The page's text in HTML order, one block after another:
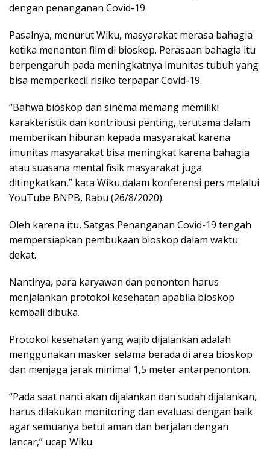
dengan penanganan Covid-19.
Pasalnya, menurut Wiku, masyarakat merasa bahagia
ketika menonton film di bioskop. Perasaan bahagia itu
berpengaruh pada meningkatnya imunitas tubuh yang
bisa memperkecil risiko terpapar Covid-19.
“Bahwa bioskop dan sinema memang memiliki
karakteristik dan kontribusi penting, terutama dalam
memberikan hiburan kepada masyarakat karena
imunitas masyarakat bisa meningkat karena bahagia
atau suasana mental fisik masyarakat juga
ditingkatkan,” kata Wiku dalam konferensi pers melalui
YouTube BNPB, Rabu (26/8/2020).
Oleh karena itu, Satgas Penanganan Covid-19 tengah
mempersiapkan pembukaan bioskop dalam waktu
dekat.
Nantinya, para karyawan dan penonton harus
menjalankan protokol kesehatan apabila bioskop
kembali dibuka.
Protokol kesehatan yang wajib dijalankan adalah
menggunakan masker selama berada di area bioskop
dan menjaga jarak minimal 1,5 meter antarpenonton.
“Pada saat nanti akan dijalankan dan sudah dijalankan,
harus dilakukan monitoring dan evaluasi dengan baik
agar semuanya betul aman dan berjalan dengan
lancar,” ucap Wiku.